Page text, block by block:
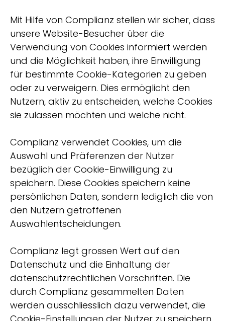
Mit Hilfe von Complianz stellen wir sicher, dass
unsere Website-Besucher über die
Verwendung von Cookies informiert werden
und die Möglichkeit haben, ihre Einwilligung
für bestimmte Cookie-Kategorien zu geben
oder zu verweigern. Dies ermöglicht den
Nutzern, aktiv zu entscheiden, welche Cookies
sie zulassen möchten und welche nicht.
Complianz verwendet Cookies, um die
Auswahl und Präferenzen der Nutzer
bezüglich der Cookie-Einwilligung zu
speichern. Diese Cookies speichern keine
persönlichen Daten, sondern lediglich die von
den Nutzern getroffenen
Auswahlentscheidungen.
Complianz legt grossen Wert auf den
Datenschutz und die Einhaltung der
datenschutzrechtlichen Vorschriften. Die
durch Complianz gesammelten Daten
werden ausschliesslich dazu verwendet, die